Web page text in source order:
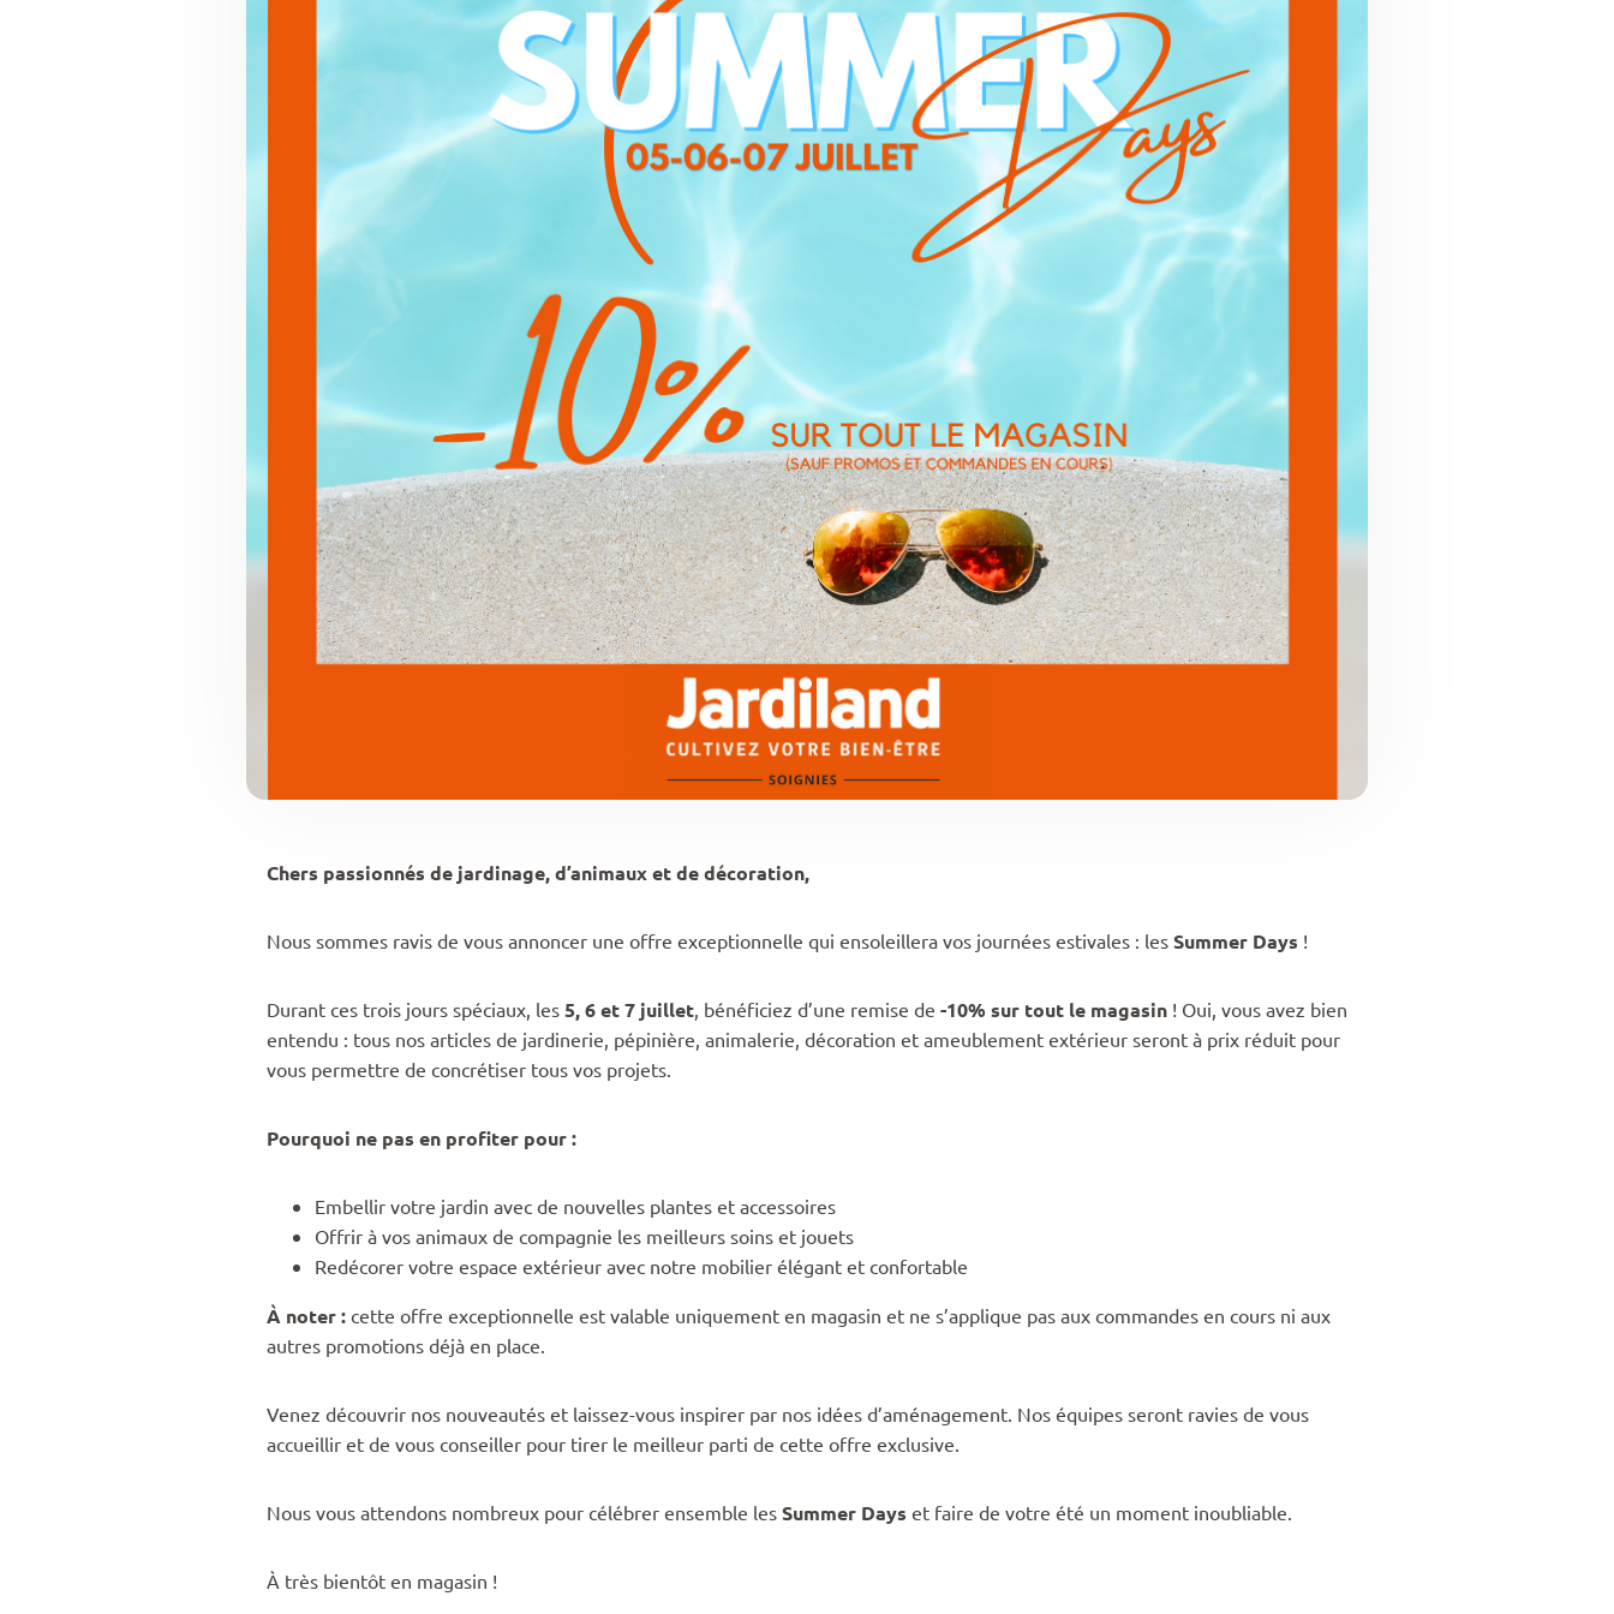
Chers passionnés de jardinage, d’animaux et de décoration,
Nous sommes ravis de vous annoncer une offre exceptionnelle qui ensoleillera vos journées estivales : les Summer Days !
Durant ces trois jours spéciaux, les 5, 6 et 7 juillet , bénéficiez d’une remise de -10% sur tout le magasin ! Oui, vous avez bien
entendu : tous nos articles de jardinerie, pépinière, animalerie, décoration et ameublement extérieur seront à prix réduit pour
vous permettre de concrétiser tous vos projets.
Pourquoi ne pas en profiter pour :
Embellir votre jardin avec de nouvelles plantes et accessoires
Offrir à vos animaux de compagnie les meilleurs soins et jouets
Redécorer votre espace extérieur avec notre mobilier élégant et confortable
À noter : cette offre exceptionnelle est valable uniquement en magasin et ne s’applique pas aux commandes en cours ni aux
autres promotions déjà en place.
Venez découvrir nos nouveautés et laissez-vous inspirer par nos idées d’aménagement. Nos équipes seront ravies de vous
accueillir et de vous conseiller pour tirer le meilleur parti de cette offre exclusive.
Nous vous attendons nombreux pour célébrer ensemble les Summer Days et faire de votre été un moment inoubliable.
À très bientôt en magasin !